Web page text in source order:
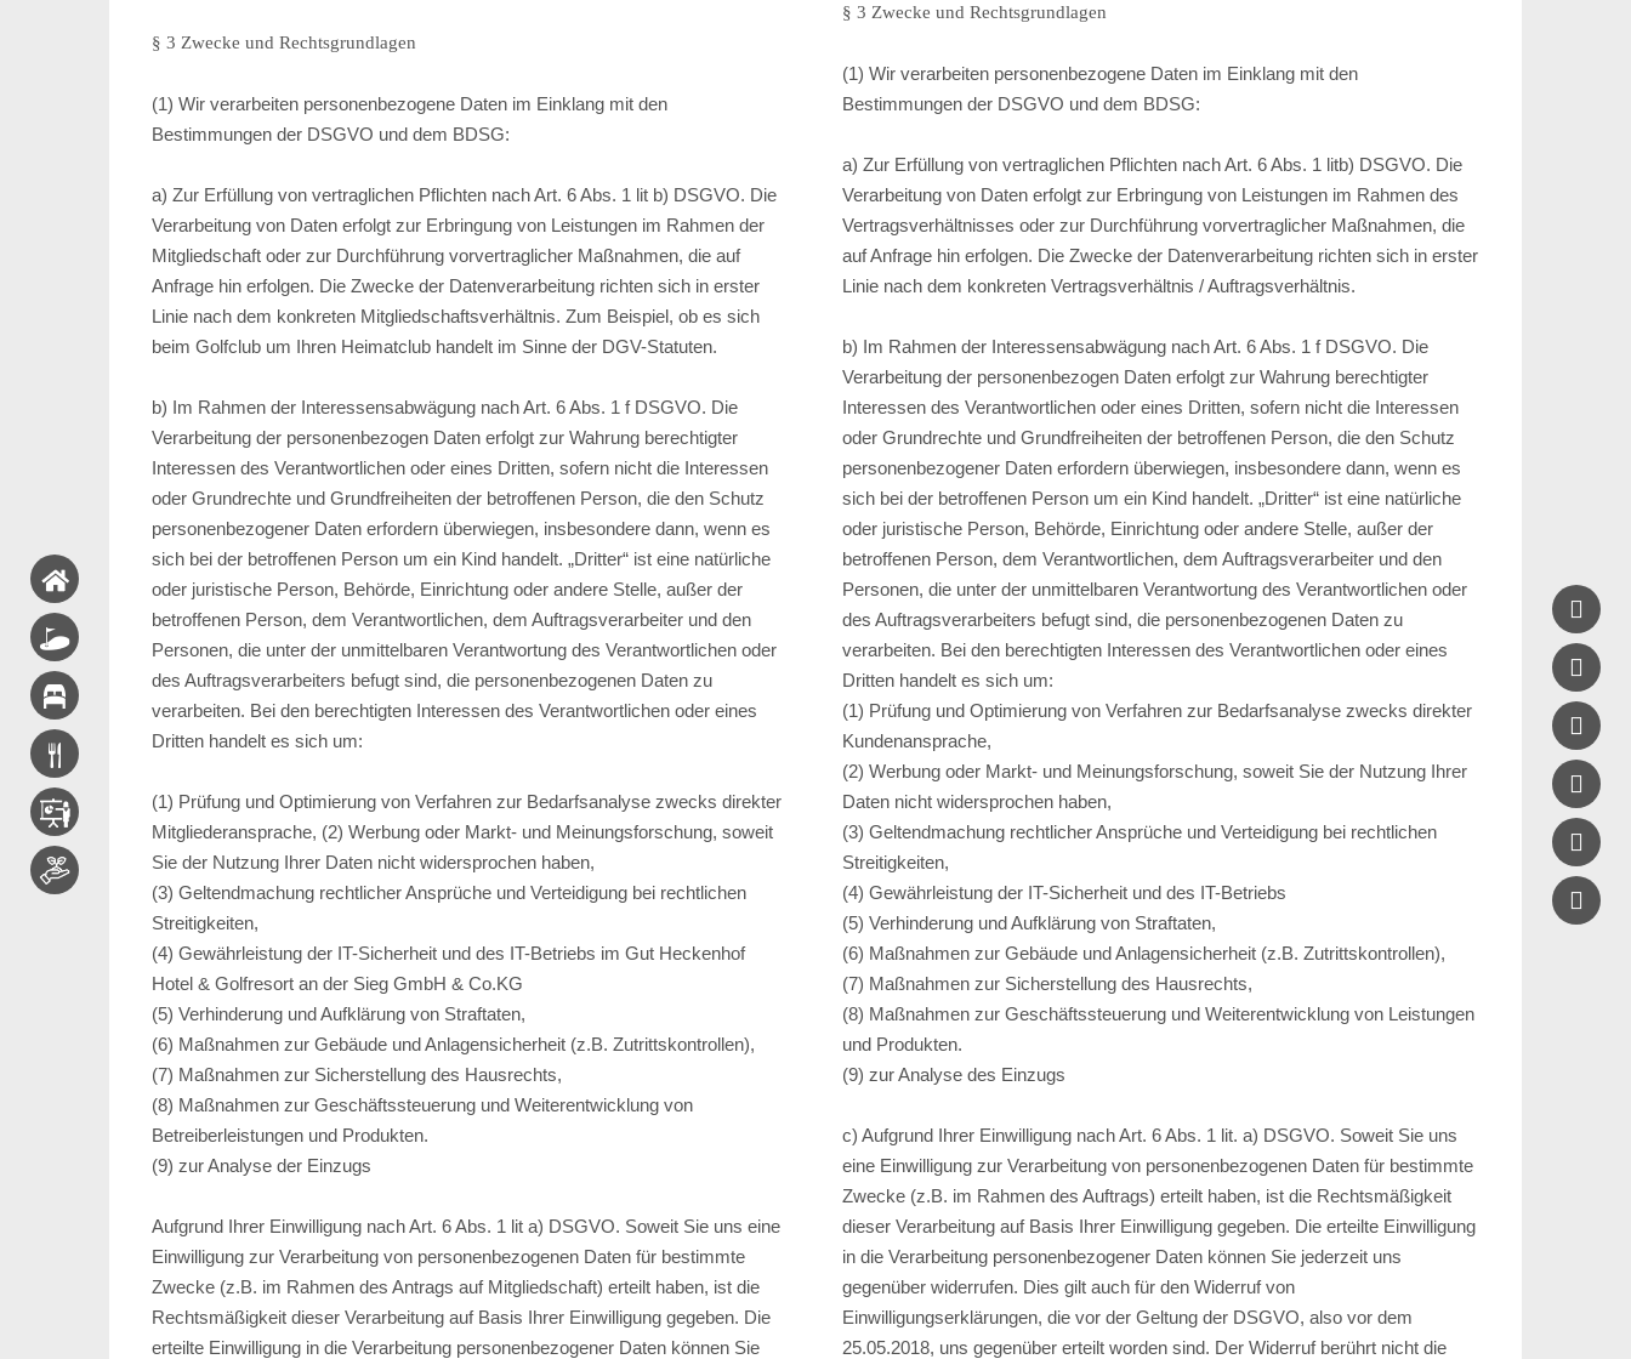
§ 3 Zwecke und Rechtsgrundlagen
(1) Wir verarbeiten personenbezogene Daten im Einklang mit den
Bestimmungen der DSGVO und dem BDSG:
a) Zur Erfüllung von vertraglichen Pflichten nach Art. 6 Abs. 1 lit b) DSGVO. Die
Verarbeitung von Daten erfolgt zur Erbringung von Leistungen im Rahmen der
Mitgliedschaft oder zur Durchführung vorvertraglicher Maßnahmen, die auf
Anfrage hin erfolgen. Die Zwecke der Datenverarbeitung richten sich in erster
Linie nach dem konkreten Mitgliedschaftsverhältnis. Zum Beispiel, ob es sich
beim Golfclub um Ihren Heimatclub handelt im Sinne der DGV-Statuten.
b) Im Rahmen der Interessensabwägung nach Art. 6 Abs. 1 f DSGVO. Die
Verarbeitung der personenbezogen Daten erfolgt zur Wahrung berechtigter
Interessen des Verantwortlichen oder eines Dritten, sofern nicht die Interessen
oder Grundrechte und Grundfreiheiten der betroffenen Person, die den Schutz
personenbezogener Daten erfordern überwiegen, insbesondere dann, wenn es
sich bei der betroffenen Person um ein Kind handelt. „Dritter“ ist eine natürliche
oder juristische Person, Behörde, Einrichtung oder andere Stelle, außer der
betroffenen Person, dem Verantwortlichen, dem Auftragsverarbeiter und den
Personen, die unter der unmittelbaren Verantwortung des Verantwortlichen oder
des Auftragsverarbeiters befugt sind, die personenbezogenen Daten zu
verarbeiten. Bei den berechtigten Interessen des Verantwortlichen oder eines
Dritten handelt es sich um:
(1) Prüfung und Optimierung von Verfahren zur Bedarfsanalyse zwecks direkter
Mitgliederansprache, (2) Werbung oder Markt- und Meinungsforschung, soweit
Sie der Nutzung Ihrer Daten nicht widersprochen haben,
(3) Geltendmachung rechtlicher Ansprüche und Verteidigung bei rechtlichen
Streitigkeiten,
(4) Gewährleistung der IT-Sicherheit und des IT-Betriebs im Gut Heckenhof
Hotel & Golfresort an der Sieg GmbH & Co.KG
(5) Verhinderung und Aufklärung von Straftaten,
(6) Maßnahmen zur Gebäude und Anlagensicherheit (z.B. Zutrittskontrollen),
(7) Maßnahmen zur Sicherstellung des Hausrechts,
(8) Maßnahmen zur Geschäftssteuerung und Weiterentwicklung von
Betreiberleistungen und Produkten.
(9) zur Analyse der Einzugs
Aufgrund Ihrer Einwilligung nach Art. 6 Abs. 1 lit a) DSGVO. Soweit Sie uns eine
Einwilligung zur Verarbeitung von personenbezogenen Daten für bestimmte
Zwecke (z.B. im Rahmen des Antrags auf Mitgliedschaft) erteilt haben, ist die
Rechtsmäßigkeit dieser Verarbeitung auf Basis Ihrer Einwilligung gegeben. Die
erteilte Einwilligung in die Verarbeitung personenbezogener Daten können Sie
§ 3 Zwecke und Rechtsgrundlagen
(1) Wir verarbeiten personenbezogene Daten im Einklang mit den
Bestimmungen der DSGVO und dem BDSG:
a) Zur Erfüllung von vertraglichen Pflichten nach Art. 6 Abs. 1 litb) DSGVO. Die
Verarbeitung von Daten erfolgt zur Erbringung von Leistungen im Rahmen des
Vertragsverhältnisses oder zur Durchführung vorvertraglicher Maßnahmen, die
auf Anfrage hin erfolgen. Die Zwecke der Datenverarbeitung richten sich in erster
Linie nach dem konkreten Vertragsverhältnis / Auftragsverhältnis.
b) Im Rahmen der Interessensabwägung nach Art. 6 Abs. 1 f DSGVO. Die
Verarbeitung der personenbezogen Daten erfolgt zur Wahrung berechtigter
Interessen des Verantwortlichen oder eines Dritten, sofern nicht die Interessen
oder Grundrechte und Grundfreiheiten der betroffenen Person, die den Schutz
personenbezogener Daten erfordern überwiegen, insbesondere dann, wenn es
sich bei der betroffenen Person um ein Kind handelt. „Dritter“ ist eine natürliche
oder juristische Person, Behörde, Einrichtung oder andere Stelle, außer der
betroffenen Person, dem Verantwortlichen, dem Auftragsverarbeiter und den
Personen, die unter der unmittelbaren Verantwortung des Verantwortlichen oder
des Auftragsverarbeiters befugt sind, die personenbezogenen Daten zu
verarbeiten. Bei den berechtigten Interessen des Verantwortlichen oder eines
Dritten handelt es sich um:
(1) Prüfung und Optimierung von Verfahren zur Bedarfsanalyse zwecks direkter
Kundenansprache,
(2) Werbung oder Markt- und Meinungsforschung, soweit Sie der Nutzung Ihrer
Daten nicht widersprochen haben,
(3) Geltendmachung rechtlicher Ansprüche und Verteidigung bei rechtlichen
Streitigkeiten,
(4) Gewährleistung der IT-Sicherheit und des IT-Betriebs
(5) Verhinderung und Aufklärung von Straftaten,
(6) Maßnahmen zur Gebäude und Anlagensicherheit (z.B. Zutrittskontrollen),
(7) Maßnahmen zur Sicherstellung des Hausrechts,
(8) Maßnahmen zur Geschäftssteuerung und Weiterentwicklung von Leistungen
und Produkten.
(9) zur Analyse des Einzugs
c) Aufgrund Ihrer Einwilligung nach Art. 6 Abs. 1 lit. a) DSGVO. Soweit Sie uns
eine Einwilligung zur Verarbeitung von personenbezogenen Daten für bestimmte
Zwecke (z.B. im Rahmen des Auftrags) erteilt haben, ist die Rechtsmäßigkeit
dieser Verarbeitung auf Basis Ihrer Einwilligung gegeben. Die erteilte Einwilligung
in die Verarbeitung personenbezogener Daten können Sie jederzeit uns
gegenüber widerrufen. Dies gilt auch für den Widerruf von
Einwilligungserklärungen, die vor der Geltung der DSGVO, also vor dem
25.05.2018, uns gegenüber erteilt worden sind. Der Widerruf berührt nicht die





